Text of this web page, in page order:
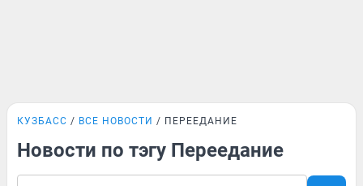
КУЗБАСС ВСЕ НОВОСТИ ПЕРЕЕДАНИЕ
Новости по тэгу Переедание